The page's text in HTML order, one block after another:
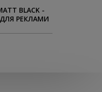
BLACK -
РЕКЛАМИ